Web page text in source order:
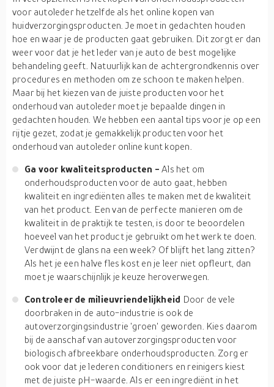
voor autoleder hetzelfde als het online kopen van
huidverzorgingsproducten. Je moet in gedachten houden
hoe en waar je de producten gaat gebruiken. Dit zorgt er dan
weer voor dat je het leder van je auto de best mogelijke
behandeling geeft. Natuurlijk kan de achtergrondkennis over
procedures en methoden om ze schoon te maken helpen.
Maar bij het kiezen van de juiste producten voor het
onderhoud van autoleder moet je bepaalde dingen in
gedachten houden. We hebben een aantal tips voor je op een
rijtje gezet, zodat je gemakkelijk producten voor het
onderhoud van autoleder online kunt kopen.
Ga voor kwaliteitsproducten -Als het om
onderhoudsproducten voor de auto gaat, hebben
kwaliteit en ingrediënten alles te maken met de kwaliteit
van het product. Een van de perfecte manieren om de
kwaliteit in de praktijk te testen, is door te beoordelen
hoeveel van het product je gebruikt om het werk te doen.
Verdwijnt de glans na een week? Of blijft het lang zitten?
Als het je een halve fles kost en je leer niet opfleurt, dan
moet je waarschijnlijk je keuze heroverwegen.
Controleer de milieuvriendelijkheid Door de vele
doorbraken in de auto-industrie is ook de
autoverzorgingsindustrie 'groen' geworden. Kies daarom
bij de aanschaf van autoverzorgingsproducten voor
biologisch afbreekbare onderhoudsproducten. Zorg er
ook voor dat je lederen conditioners en reinigers kiest
met de juiste pH-waarde. Als er een ingrediënt in het